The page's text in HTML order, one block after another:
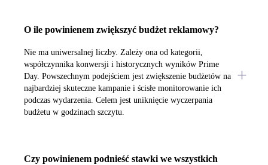
O ile powinienem zwiększyć budżet reklamowy?
Nie ma uniwersalnej liczby. Zależy ona od kategorii,
współczynnika konwersji i historycznych wyników Prime
Day. Powszechnym podejściem jest zwiększenie budżetów na
najbardziej skuteczne kampanie i ścisłe monitorowanie ich
podczas wydarzenia. Celem jest uniknięcie wyczerpania
budżetu w godzinach szczytu.
Czy powinienem podnieść stawki we wszystkich